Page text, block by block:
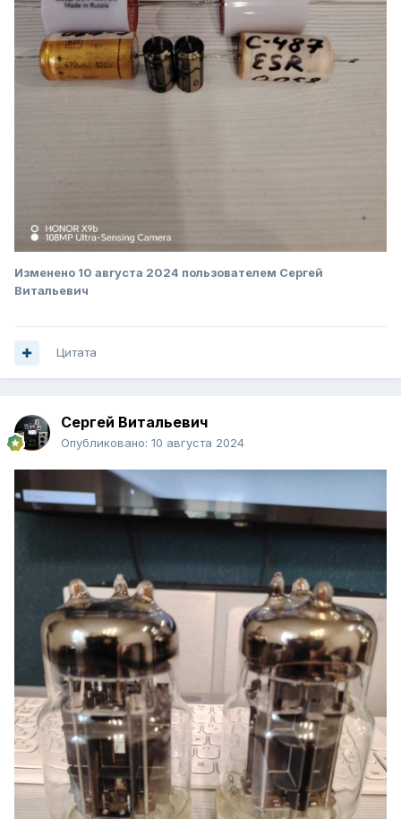
Изменено 10 августа 2024 пользователем Сергей
Витальевич
Цитата
Сергей Витальевич
Опубликовано: 10 августа 2024